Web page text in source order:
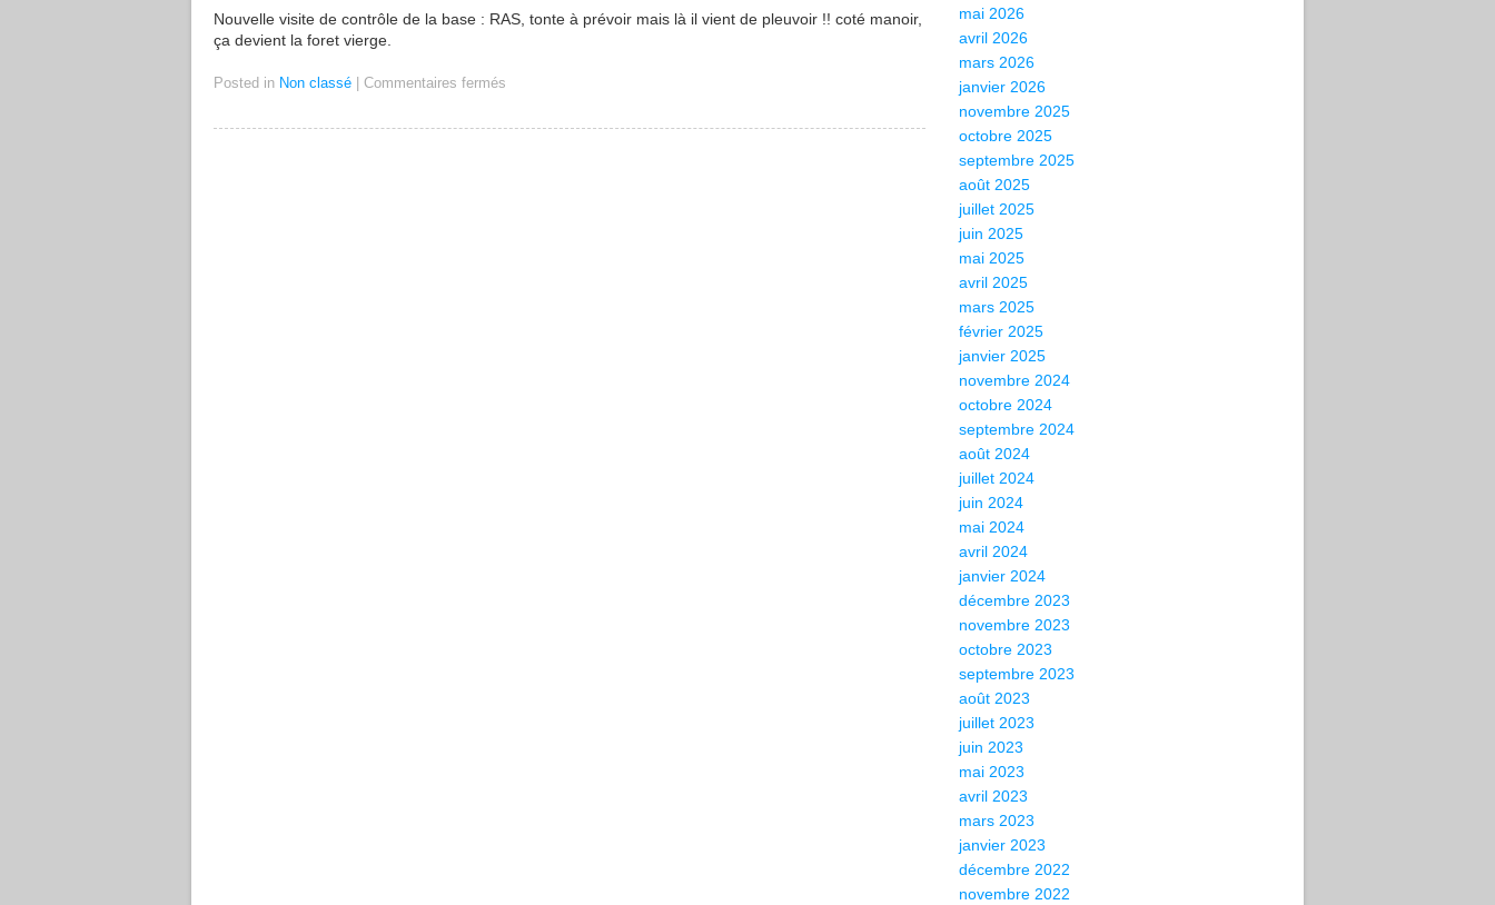
Nouvelle visite de contrôle de la base : RAS, tonte à prévoir mais là il vient de pleuvoir !! coté manoir,
ça devient la foret vierge.
Posted in Non classé Commentaires fermés
mai 2026
avril 2026
mars 2026
janvier 2026
novembre 2025
octobre 2025
septembre 2025
août 2025
juillet 2025
juin 2025
mai 2025
avril 2025
mars 2025
février 2025
janvier 2025
novembre 2024
octobre 2024
septembre 2024
août 2024
juillet 2024
juin 2024
mai 2024
avril 2024
janvier 2024
décembre 2023
novembre 2023
octobre 2023
septembre 2023
août 2023
juillet 2023
juin 2023
mai 2023
avril 2023
mars 2023
janvier 2023
décembre 2022
novembre 2022